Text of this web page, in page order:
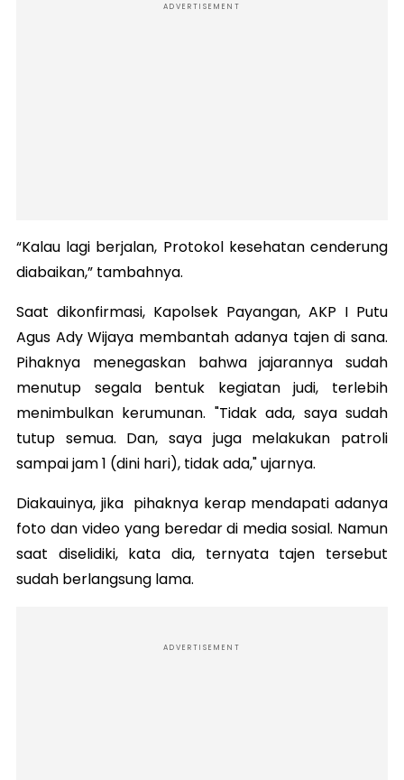
ADVERTISEMENT
“Kalau lagi berjalan, Protokol kesehatan cenderung
diabaikan,” tambahnya.
Saat dikonfirmasi, Kapolsek Payangan, AKP I Putu
Agus Ady Wijaya membantah adanya tajen di sana.
Pihaknya menegaskan bahwa jajarannya sudah
menutup segala bentuk kegiatan judi, terlebih
menimbulkan kerumunan. "Tidak ada, saya sudah
tutup semua. Dan, saya juga melakukan patroli
sampai jam 1 (dini hari), tidak ada," ujarnya.
Diakauinya, jika pihaknya kerap mendapati adanya
foto dan video yang beredar di media sosial. Namun
saat diselidiki, kata dia, ternyata tajen tersebut
sudah berlangsung lama.
ADVERTISEMENT